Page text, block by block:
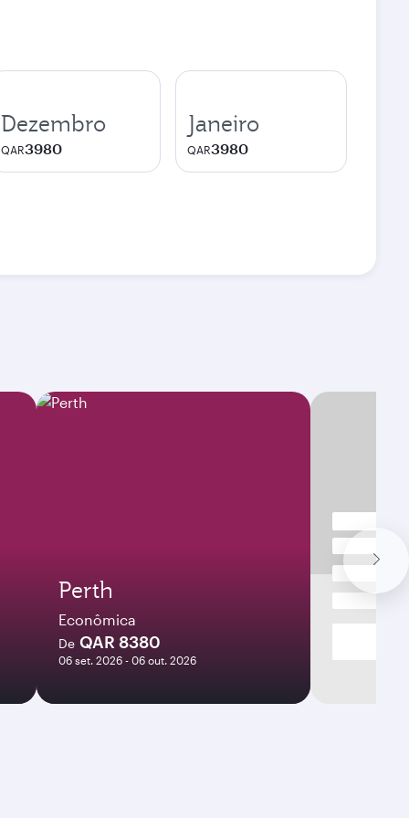
Dezembro
QAR3980
Janeiro
QAR3980
Perth
Econômica
De QAR 8380
06 set. 2026 - 06 out. 2026